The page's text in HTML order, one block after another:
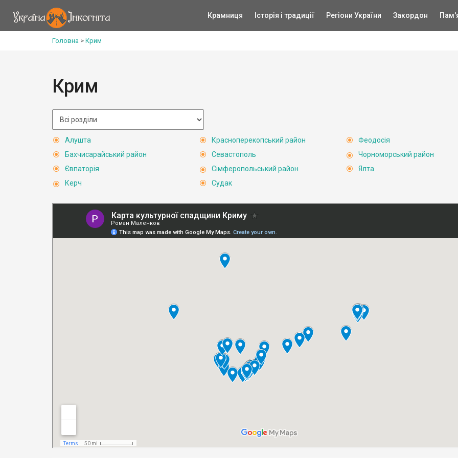
Крамниця Історія і традиції Регіони України Закордон
Головна > Крим
Крим
Алушта
Бахчисарайський район
Євпаторія
Керч
Красноперекопський район
Севастополь
Сімферопольський район
Судак
Феодосія
Чорноморський район
Ялта